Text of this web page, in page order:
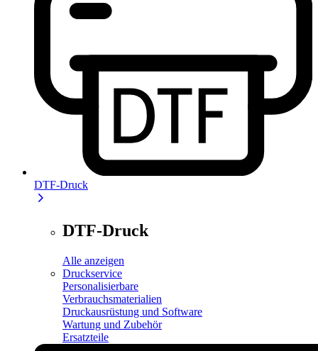
DTF-Druck
DTF-Druck
Alle anzeigen
Druckservice
Personalisierbare
Verbrauchsmaterialien
Druckausrüstung und Software
Wartung und Zubehör
Ersatzteile